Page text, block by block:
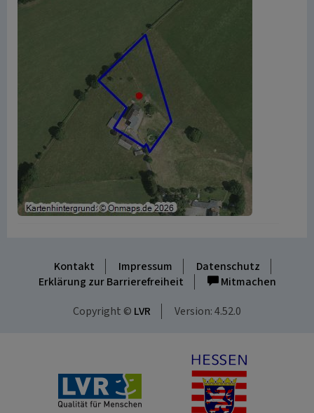
Kontakt Impressum
Datenschutz
Erklärung zur Barrierefreiheit
Mitmachen
Copyright © LVR Version: 4.52.0